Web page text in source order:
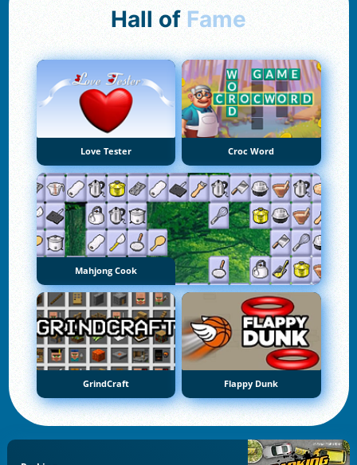
Hall of Fame
Love Tester Croc Word
Mahjong Cook
GrindCraft Flappy Dunk